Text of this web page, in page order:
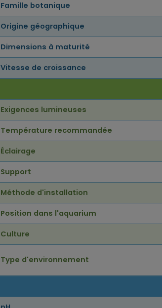
Famille botanique
Origine géographique
Dimensions à maturité
Vitesse de croissance
Exigences lumineuses
Température recommandée
Éclairage
Support
Méthode d'installation
Position dans l'aquarium
Culture
Type d'environnement